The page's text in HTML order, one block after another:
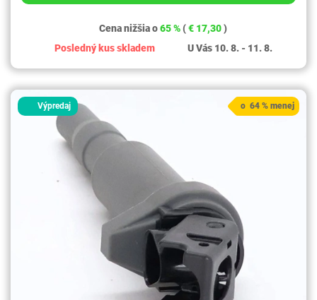
Cena nižšia o65 % (€ 17,30)
Posledný kus skladem
U Vás 10. 8. - 11. 8.
Výpredaj o 64 % menej